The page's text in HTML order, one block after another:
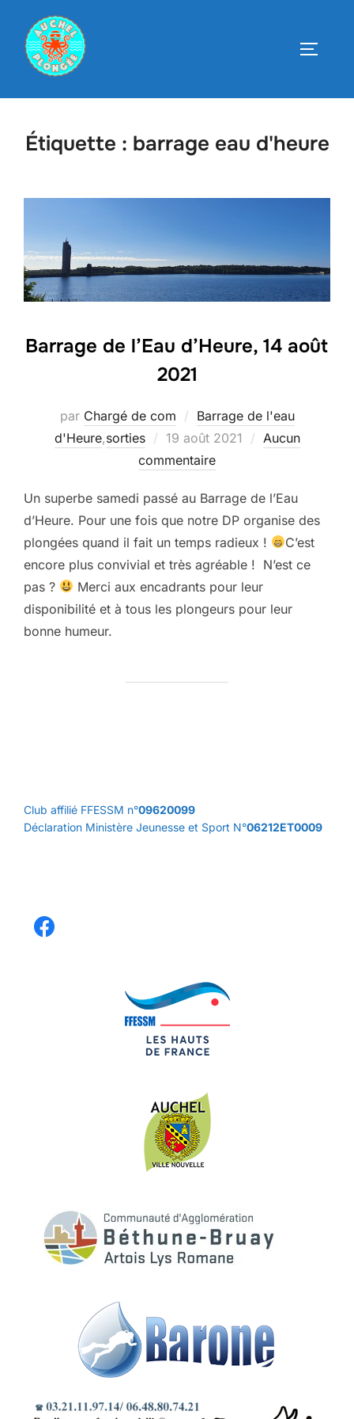
contenu
Étiquette : barrage eau d'heure
Barrage de l’Eau d’Heure, 14 août
2021
par Chargé de com
Barrage de l'eau
d'Heure,sorties
Publié
le
19 août 2021
Aucun
commentaire
Un superbe samedi passé au Barrage de l’Eau
d’Heure. Pour une fois que notre DP organise des
plongées quand il fait un temps radieux !
C’est
encore plus convivial et très agréable ! N’est ce
pas ?
Merci aux encadrants pour leur
disponibilité et à tous les plongeurs pour leur
bonne humeur.
Club affilié FFESSM n°09620099
Déclaration Ministère Jeunesse et Sport N°06212ET0009